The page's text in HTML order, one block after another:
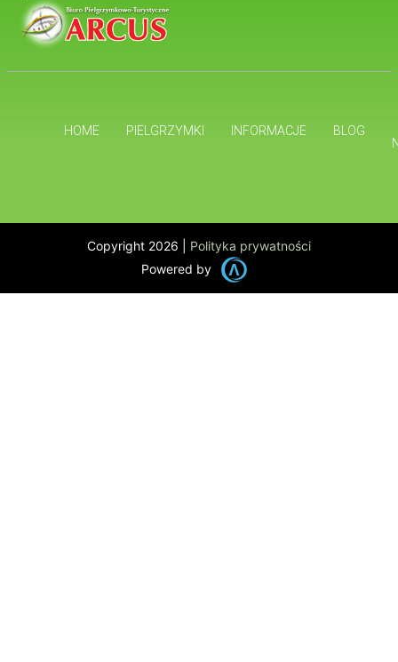
HOME PIELGRZYMKI INFORMACJE
BLOG
Copyright 2026 | Polityka prywatności
Powered by